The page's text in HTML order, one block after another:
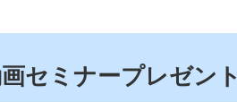
セミナープレゼント